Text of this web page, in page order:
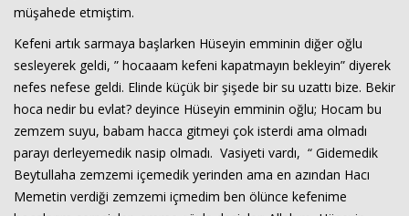
müşahede etmiştim.
Kefeni artık sarmaya başlarken Hüseyin emminin diğer oğlu
sesleyerek geldi, ” hocaaam kefeni kapatmayın bekleyin” diyerek
nefes nefese geldi. Elinde küçük bir şişede bir su uzattı bize. Bekir
hoca nedir bu evlat? deyince Hüseyin emminin oğlu; Hocam bu
zemzem suyu, babam hacca gitmeyi çok isterdi ama olmadı
parayı derleyemedik nasip olmadı. Vasiyeti vardı, “ Gidemedik
Beytullaha zemzemi içemedik yerinden ama en azından Hacı
Memetin verdiği zemzemi içmedim ben ölünce kefenime